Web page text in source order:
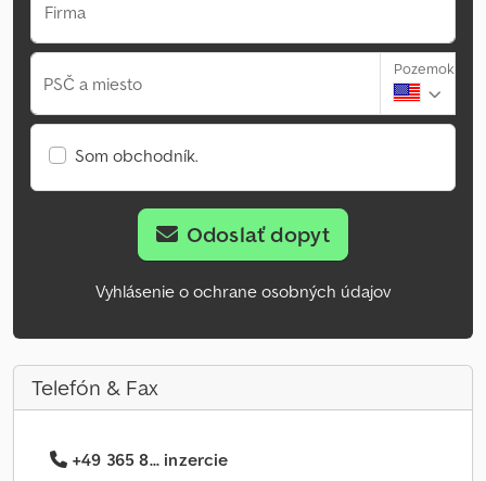
Firma
PSČ a miesto
Pozemok
Som obchodník.
Odoslať dopyt
Vyhlásenie o ochrane osobných údajov
Telefón & Fax
+49 365 8... inzercie